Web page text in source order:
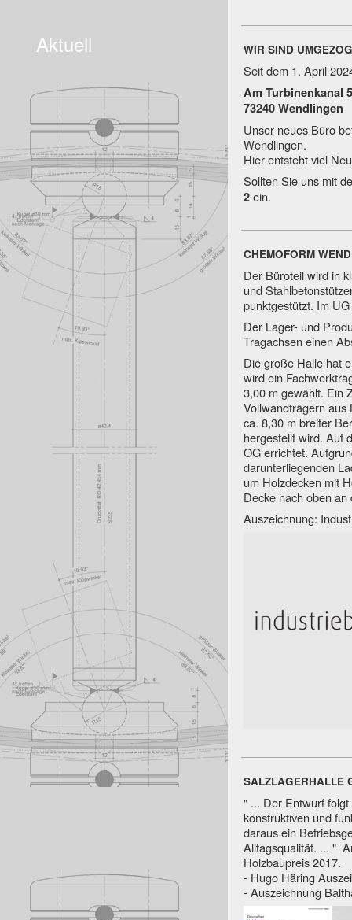
Aktuell WIR SIND
Seit dem 1. April
Am Turbinenkanal 5
73240 Wendlingen
Unser neues Büro
Wendlingen.
Hier entsteht viel
Sollten Sie uns mit
2 ein.
CHEMOFORM
Der Büroteil wird in
und
punktgestützt. Im
Der Lager- und
Tragachsen einen
Die große Halle hat
wird ein
3,00 m gewählt. Ein
Vollwandträgern aus
ca. 8,30 m breiter
hergestellt wird. Auf
OG errichtet.
darunterliegenden
um Holzdecken mit
Decke nach oben
Auszeichnung:
SALZLAGERHALLE
" ... Der Entwurf
konstruktiven und
daraus ein
Alltagsqualität. ... "
Holzbaupreis 2017.
- Hugo Häring
- Auszeichnung